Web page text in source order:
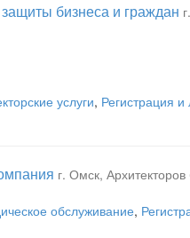
бизнеса и граждан
услуги, Регистрация
г. Омск,
обслуживание,